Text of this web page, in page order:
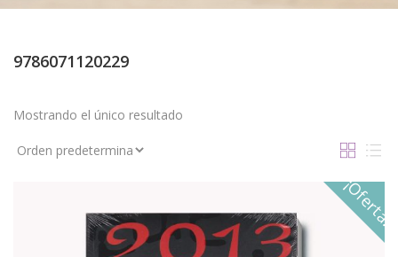
9786071120229
Mostrando el único resultado
¡Oferta!